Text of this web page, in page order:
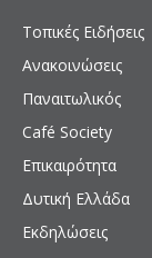
Τοπικές Ειδήσεις
Ανακοινώσεις
Παναιτωλικός
Café Society
Επικαιρότητα
Δυτική Ελλάδα
Εκδηλώσεις